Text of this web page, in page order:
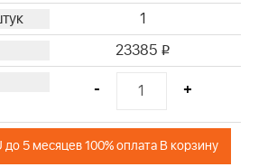
1
23385 i
- +
до 5 месяцев 100% оплата В корзину